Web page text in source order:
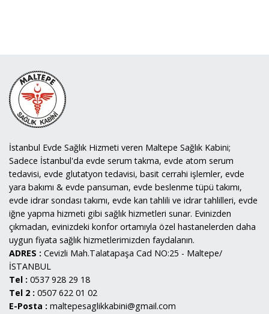
İstanbul Evde Sağlık Hizmeti veren Maltepe Sağlık Kabini;
Sadece İstanbul'da evde serum takma, evde atom serum
tedavisi, evde glutatyon tedavisi, basit cerrahi işlemler, evde
yara bakımı & evde pansuman, evde beslenme tüpü takımı,
evde idrar sondası takımı, evde kan tahlili ve idrar tahlilleri, evde
iğne yapma hizmeti gibi sağlık hizmetleri sunar. Evinizden
çıkmadan, evinizdeki konfor ortamıyla özel hastanelerden daha
uygun fiyata sağlık hizmetlerimizden faydalanın.
ADRES : Cevizli Mah.Talatapaşa Cad NO:25 - Maltepe/
İSTANBUL
Tel : 0537 928 29 18
Tel 2 : 0507 622 01 02
E-Posta : maltepesaglikkabini@gmail.com